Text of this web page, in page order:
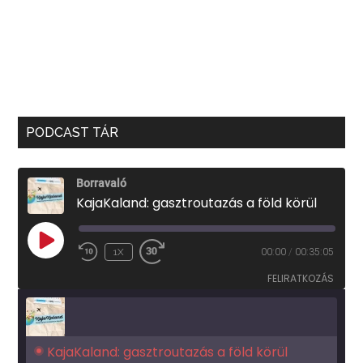
PODCAST TÁR
Borravaló
KajaKaland: gasztroutazás a föld körül
PLAY
EPISODE
1X 00:00 / 00:35:05
FELIRATKOZÁS
KajaKaland: gasztroutazás a föld körül